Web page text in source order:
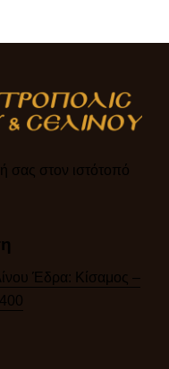
σας στον ιστότοπό
Έδρα: Κίσαμος –